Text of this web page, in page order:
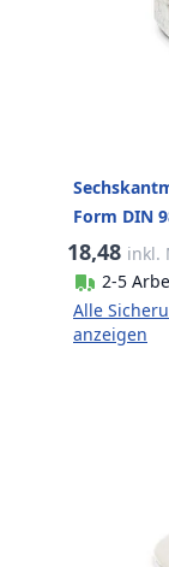
Form DIN
18,48 inkl.
2-5
Alle
anzeigen